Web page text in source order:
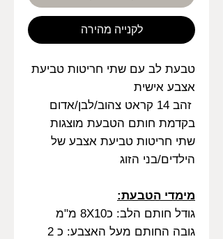
לקנייה מהירה
טבעת לב עם שתי חריטות טביעת
אצבע אישית
זהב 14 קראט צהוב/לבן/אדום
בקדמת חותם הטבעת מוצגות
שתי חריטות טביעת אצבע של
הילדים/בני הזוג
מימדי הטבעת:
גודל חותם הלב: כ8X10 מ"מ
גובה החותם מעל האצבע: כ 2